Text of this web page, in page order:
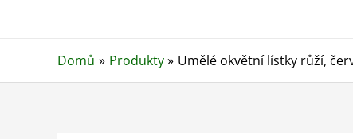
Domů Produkty Umělé okvětní lístky růží,